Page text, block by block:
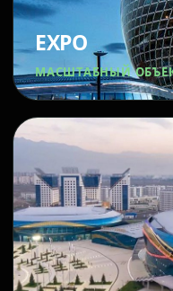
EXPO
МАСШТАБНЫЙ